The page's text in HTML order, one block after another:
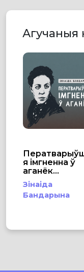
Агучаныя
я імгненна ў
аганёк...
Зінаіда
Бандарына